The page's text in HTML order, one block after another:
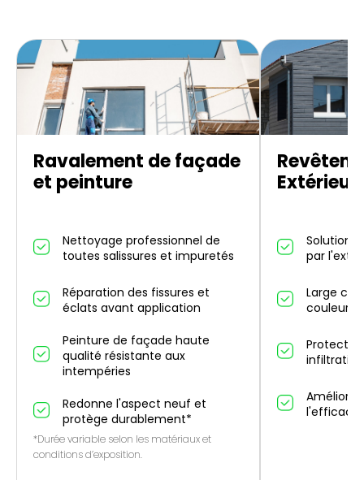
Ravalement de façade
et peinture
Nettoyage professionnel de
toutes salissures et impuretés
Réparation des fissures et
éclats avant application
Peinture de façade haute
qualité résistante aux
intempéries
Redonne l'aspect neuf et
protège durablement*
*Durée variable selon les matériaux et
conditions d’exposition.
Extérieur
Solution
par
Large
couleurs